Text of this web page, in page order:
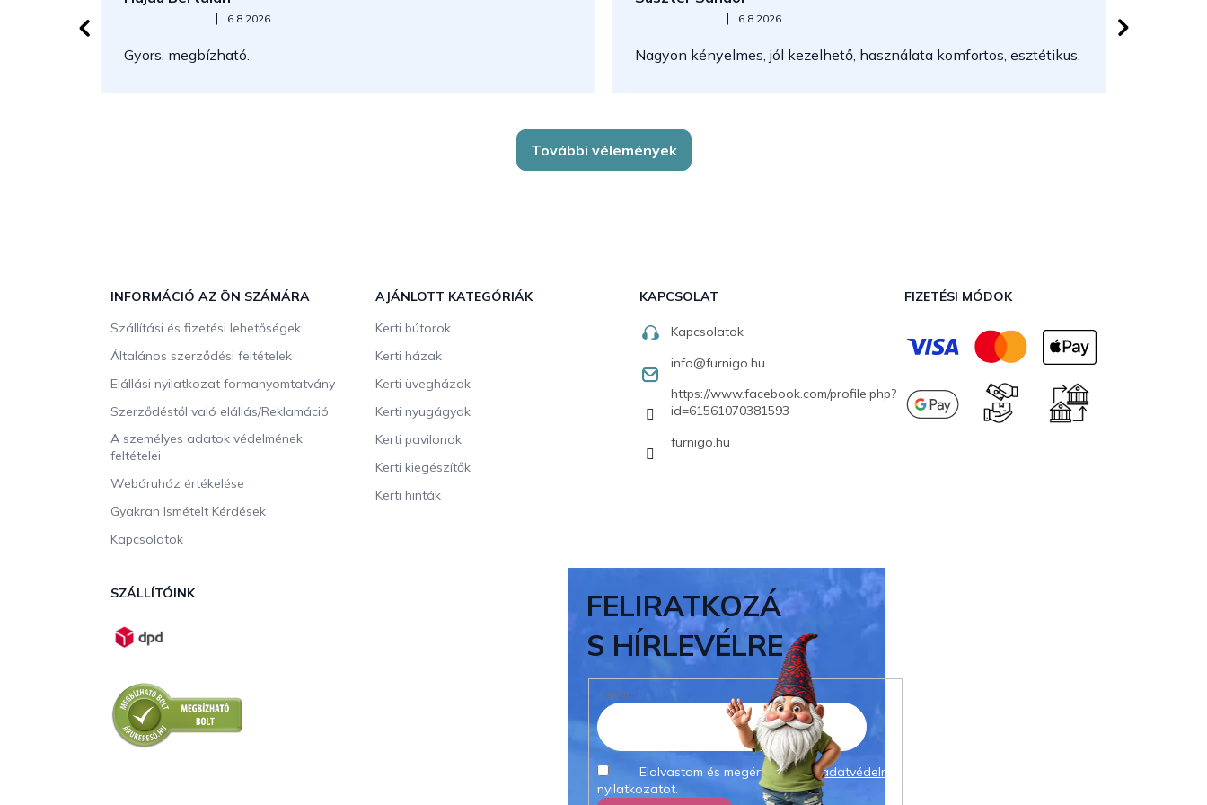
Az áruház értékelése 5-ből 5 csillag.
| 6.8.2026
Gyors, megbízható.
Az áruház értékelése 5-ből 5 csillag.
| 6.8.2026
Nagyon kényelmes, jól kezelhető, használata komfortos, esztétikus.
További vélemények
INFORMÁCIÓ AZ ÖN SZÁMÁRA
Szállítási és fizetési lehetőségek
Általános szerződési feltételek
Elállási nyilatkozat formanyomtatvány
Szerződéstől való elállás/Reklamáció
A személyes adatok védelmének
feltételei
Webáruház értékelése
Gyakran Ismételt Kérdések
Kapcsolatok
AJÁNLOTT KATEGÓRIÁK
Kerti bútorok
Kerti házak
Kerti üvegházak
Kerti nyugágyak
Kerti pavilonok
Kerti kiegészítők
Kerti hinták
KAPCSOLAT
Kapcsolatok
info@furnigo.hu
https://www.facebook.com/profile.php?
id=61561070381593
furnigo.hu
FIZETÉSI MÓDOK
SZÁLLÍTÓINK
FELIRATKOZÁ
S HÍRLEVÉLRE
E-MAIL
Elolvastam és megértettem azadatvédelmi
nyilatkozatot.